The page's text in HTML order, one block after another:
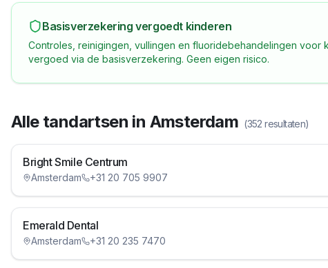
Basisverzekering vergoedt kinderen
Controles, reinigingen, vullingen en fluoridebehandelingen voor
vergoed via de basisverzekering. Geen eigen risico.
Alle tandartsen in Amsterdam (352 resultaten)
Bright Smile Centrum
Amsterdam +31 20 705 9907
Emerald Dental
Amsterdam +31 20 235 7470